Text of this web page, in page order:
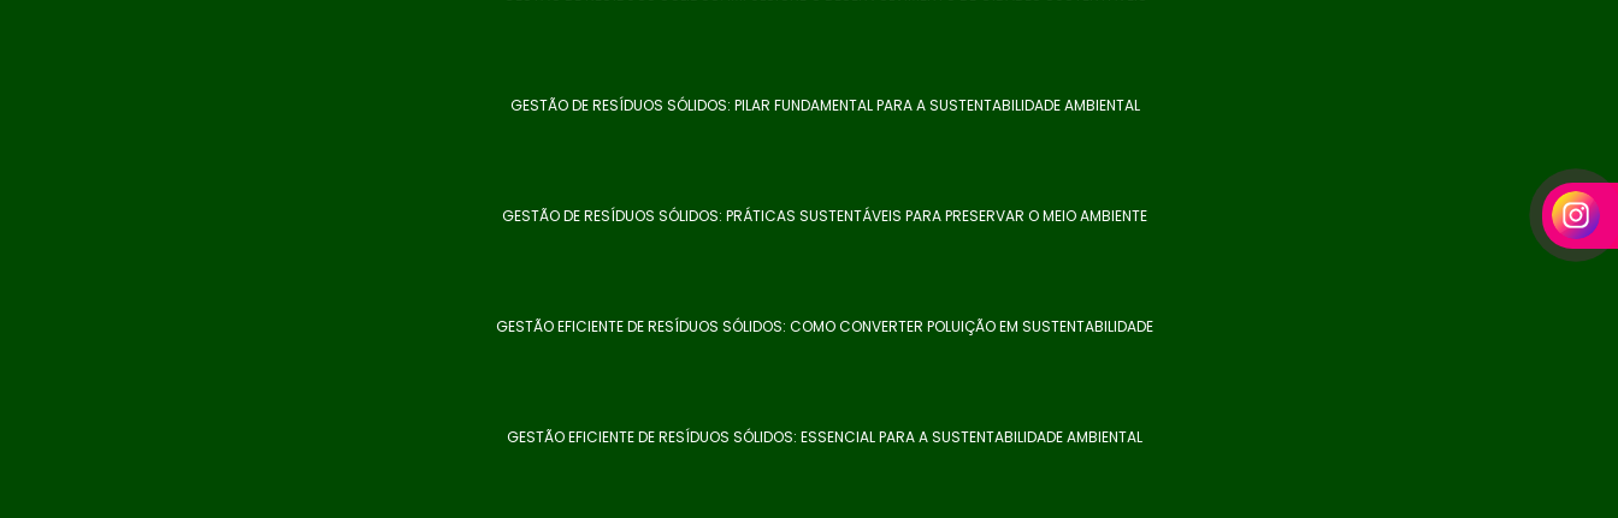
GESTÃO DE RESÍDUOS SÓLIDOS: PILAR FUNDAMENTAL PARA A SUSTENTABILIDADE AMBIENTAL
GESTÃO DE RESÍDUOS SÓLIDOS: PRÁTICAS SUSTENTÁVEIS PARA PRESERVAR O MEIO AMBIENTE
GESTÃO EFICIENTE DE RESÍDUOS SÓLIDOS: COMO CONVERTER POLUIÇÃO EM SUSTENTABILIDADE
GESTÃO EFICIENTE DE RESÍDUOS SÓLIDOS: ESSENCIAL PARA A SUSTENTABILIDADE AMBIENTAL